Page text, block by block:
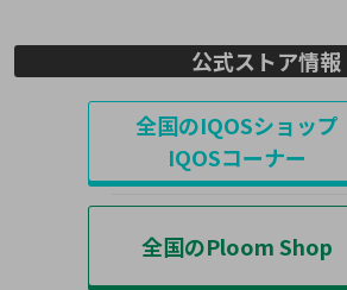
公式ストア情報
全国のIQOSショップ
IQOSコーナー
全国のPloom Shop